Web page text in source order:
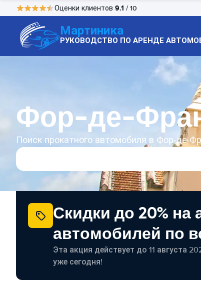
Оценки клиентов 9.1 / 10
Мартиника
РУКОВОДСТВО ПО АРЕНДЕ
Фор-де-
Поиск прокатного автомобиля в Фор-де-
Скидки до 20% на
автомобилей по
Эта акция действует до 11 августа
уже сегодня!